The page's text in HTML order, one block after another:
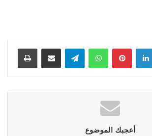
لينكدإن بينتيريستواتساب تيلقرام مشاركة عبر البريد طباعة
أعجبك الموضوع